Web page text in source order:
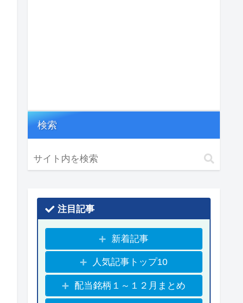
検索
注目記事
新着記事
人気記事トップ10
配当銘柄１～１２月まとめ